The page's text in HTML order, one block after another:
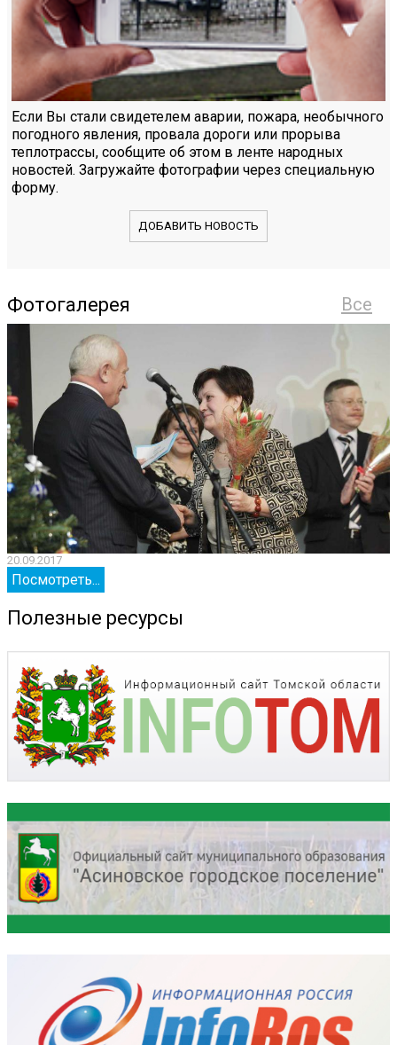
Если Вы стали свидетелем аварии, пожара, необычного
погодного явления, провала дороги или прорыва
теплотрассы, сообщите об этом в ленте народных
новостей. Загружайте фотографии через специальную
форму.
ДОБАВИТЬ НОВОСТЬ
Все
Фотогалерея
20.09.2017
Посмотреть...
Полезные ресурсы